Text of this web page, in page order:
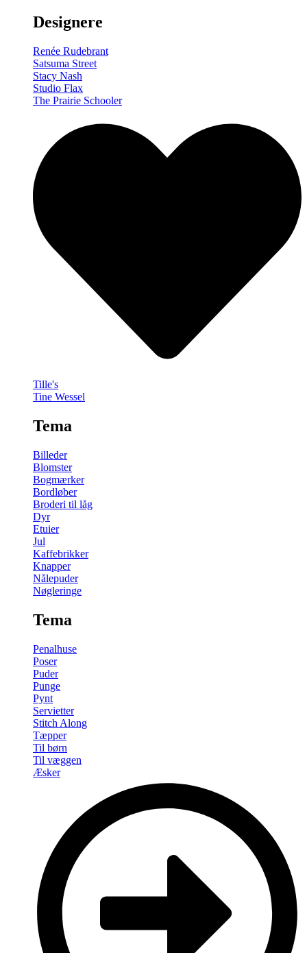
Designere
Renée Rudebrant
Satsuma Street
Stacy Nash
Studio Flax
The Prairie Schooler
Tille's
Tine Wessel
Tema
Billeder
Blomster
Bogmærker
Bordløber
Broderi til låg
Dyr
Etuier
Jul
Kaffebrikker
Knapper
Nålepuder
Nøgleringe
Tema
Penalhuse
Poser
Puder
Punge
Pynt
Servietter
Stitch Along
Tæpper
Til børn
Til væggen
Æsker